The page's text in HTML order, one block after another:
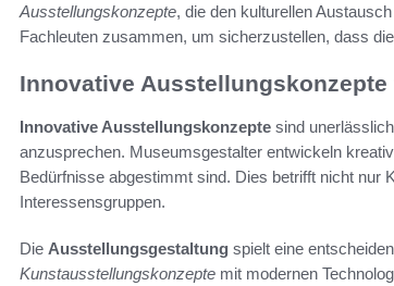
Ausstellungskonzepte, die den kulturellen
Fachleuten zusammen, um sicherzustellen, dass
Innovative
Innovative Ausstellungskonzepte sind
anzusprechen. Museumsgestalter entwickeln
Bedürfnisse abgestimmt sind. Dies betrifft nicht nur
Interessensgruppen.
Die Ausstellungsgestaltung spielt eine
Kunstausstellungskonzepte mit modernen